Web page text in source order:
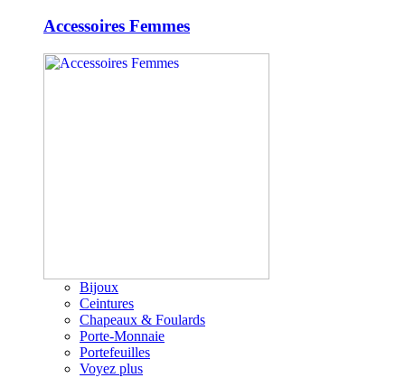
Accessoires Femmes
Bijoux
Ceintures
Chapeaux & Foulards
Porte-Monnaie
Portefeuilles
Voyez plus